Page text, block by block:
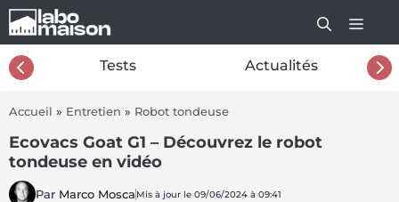
Aller
au
contenu
Tests Actualités
Accueil » Entretien » Robot tondeuse
Ecovacs Goat G1 – Découvrez le robot
tondeuse en vidéo
Par Marco Mosca Mis à jour le 09/06/2024 à 09:41